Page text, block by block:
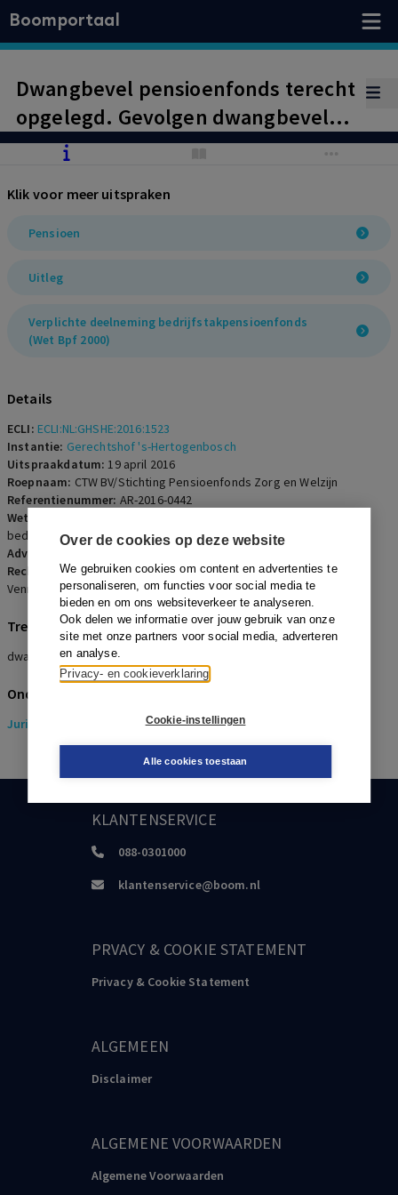
Over de cookies op deze website
We gebruiken cookies om content en advertenties te
personaliseren, om functies voor social media te
bieden en om ons websiteverkeer te analyseren.
Ook delen we informatie over jouw gebruik van onze
site met onze partners voor social media, adverteren
en analyse.
Privacy- en cookieverklaring
Cookie-instellingen
Alle cookies toestaan
Boomportaal
Dwangbevel pensioenfonds terecht
opgelegd. Gevolgen dwangbevel
aan dochter voor werkgelegenheid
afgewogen.
Klik voor meer uitspraken
Pensioen
Uitleg
Verplichte deelneming bedrijfstakpensioenfonds
(Wet Bpf 2000)
Details
ECLI: ECLI:NL:GHSHE:2016:1523
Instantie: Gerechtshof 's-Hertogenbosch
Uitspraakdatum:19 april 2016
Roepnaam: CTW BV/Stichting Pensioenfonds Zorg en Welzijn
Referentienummer: AR-2016-0442
Wetsartikelen:
bedrijfstakpensioenfonds 2000
Advocaten:
H. Braak en R.J.G. van Brakel
Rechters:M. van Ham, C.E.L.M. der Smeenk-van Weijden en M.J.H.A.
Venner-Lijten
Trefwoorden
dwangbevel, pensioen, werkgelegenheid, misbruik van recht
Onderwerpen
Juridisch > Pensioenrecht
KLANTENSERVICE
088-0301000
klantenservice@boom.nl
PRVACY & COOKIE STATEMENT
Privacy & Cookie Statement
ALGEMEEN
Disclaimer
ALGEMENE VOORWAARDEN
Algemene Voorwaarden